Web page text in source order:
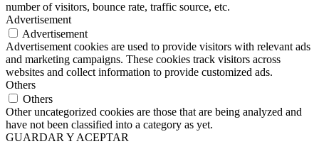
number of visitors, bounce rate, traffic source, etc.
Advertisement
Advertisement
Advertisement cookies are used to provide visitors with relevant ads
and marketing campaigns. These cookies track visitors across
websites and collect information to provide customized ads.
Others
Others
Other uncategorized cookies are those that are being analyzed and
have not been classified into a category as yet.
GUARDAR Y ACEPTAR